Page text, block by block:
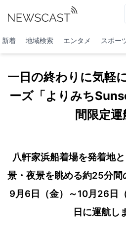
新着 地域検索 エンタメ スポー
一日の終わりに気軽
ーズ「よりみち
間限定運
八軒家浜船着場を発着地
景・夜景を眺める約25分
9月6日（金）～10月26日
日に運航し